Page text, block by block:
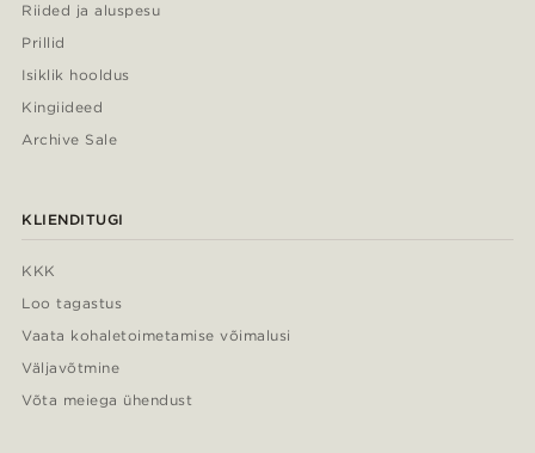
Riided ja aluspesu
Prillid
Isiklik hooldus
Kingiideed
Archive Sale
KLIENDITUGI
KKK
Loo tagastus
Vaata kohaletoimetamise võimalusi
Väljavõtmine
Võta meiega ühendust